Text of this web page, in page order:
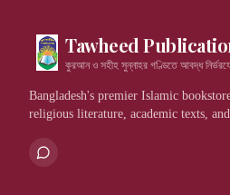
Tawheed
কুরআন ও সহীহ সুন্নাহর গণ্ডিতে আবদ্ধ
Bangladesh's premier Islamic
religious literature, academic texts,